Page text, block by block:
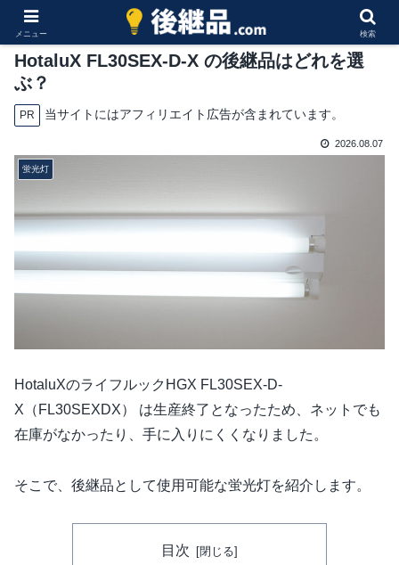
HotaluX FL30SEX-D-X の後継品はどれを選
ぶ？
PR 当サイトにはアフィリエイト広告が含まれています。
2026.08.07
蛍光灯
HotaluXのライフルックHGX FL30SEX-D-
X（FL30SEXDX） は生産終了となったため、ネットでも
在庫がなかったり、手に入りにくくなりました。
そこで、後継品として使用可能な蛍光灯を紹介します。
目次
メニュー 検索